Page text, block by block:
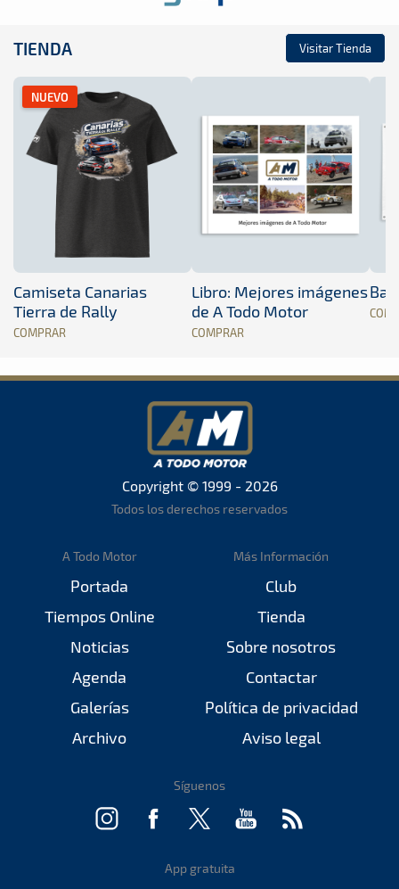
TIENDA Visitar Tienda
NUEVO
Camiseta Canarias
Tierra de Rally
COMPRAR
Libro: Mejores imágenes
de A Todo Motor
COMPRAR
Copyright © 1999 - 2026
Todos los derechos reservados
A Todo Motor
Portada
Tiempos Online
Noticias
Agenda
Galerías
Archivo
Más Información
Club
Tienda
Sobre nosotros
Contactar
Política de privacidad
Aviso legal
Síguenos
App gratuita